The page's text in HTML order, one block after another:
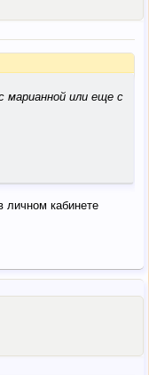
марианной или еще с
личном кабинете